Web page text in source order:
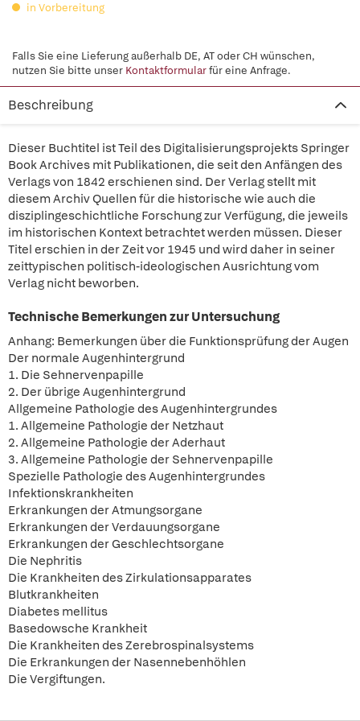
in Vorbereitung
Falls Sie eine Lieferung außerhalb DE, AT oder CH wünschen,
nutzen Sie bitte unser Kontaktformularfür eine Anfrage.
Beschreibung
Dieser Buchtitel ist Teil des Digitalisierungsprojekts Springer
Book Archives mit Publikationen, die seit den Anfängen des
Verlags von 1842 erschienen sind. Der Verlag stellt mit
diesem Archiv Quellen für die historische wie auch die
disziplingeschichtliche Forschung zur Verfügung, die jeweils
im historischen Kontext betrachtet werden müssen. Dieser
Titel erschien in der Zeit vor 1945 und wird daher in seiner
zeittypischen politisch-ideologischen Ausrichtung vom
Verlag nicht beworben.
Technische Bemerkungen zur Untersuchung
Anhang: Bemerkungen über die Funktionsprüfung der Augen
Der normale Augenhintergrund
1. Die Sehnervenpapille
2. Der übrige Augenhintergrund
Allgemeine Pathologie des Augenhintergrundes
1. Allgemeine Pathologie der Netzhaut
2. Allgemeine Pathologie der Aderhaut
3. Allgemeine Pathologie der Sehnervenpapille
Spezielle Pathologie des Augenhintergrundes
Infektionskrankheiten
Erkrankungen der Atmungsorgane
Erkrankungen der Verdauungsorgane
Erkrankungen der Geschlechtsorgane
Die Nephritis
Die Krankheiten des Zirkulationsapparates
Blutkrankheiten
Diabetes mellitus
Basedowsche Krankheit
Die Krankheiten des Zerebrospinalsystems
Die Erkrankungen der Nasennebenhöhlen
Die Vergiftungen.